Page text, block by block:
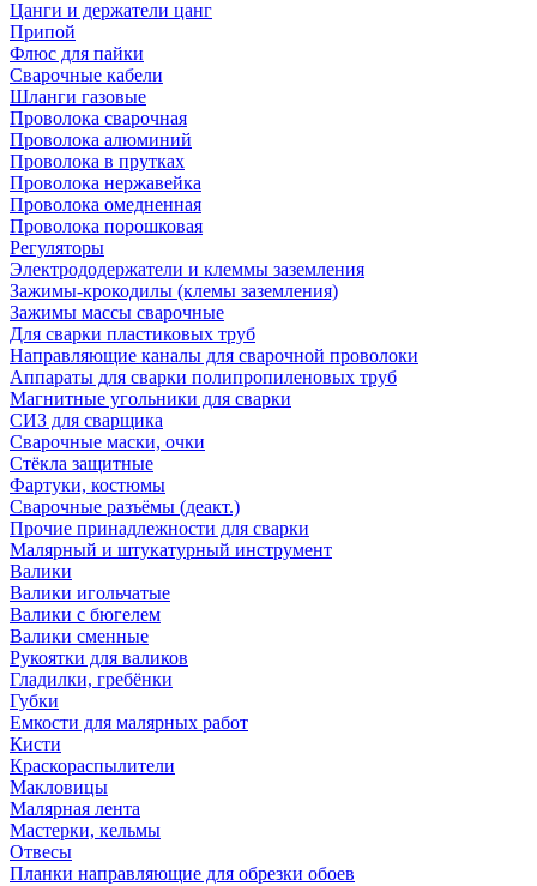
Цанги и держатели цанг
Припой
Флюс для пайки
Сварочные кабели
Шланги газовые
Проволока сварочная
Проволока алюминий
Проволока в прутках
Проволока нержавейка
Проволока омедненная
Проволока порошковая
Регуляторы
Электрододержатели и клеммы заземления
Зажимы-крокодилы (клемы заземления)
Зажимы массы сварочные
Для сварки пластиковых труб
Направляющие каналы для сварочной проволоки
Аппараты для сварки полипропиленовых труб
Магнитные угольники для сварки
СИЗ для сварщика
Сварочные маски, очки
Стёкла защитные
Фартуки, костюмы
Сварочные разъёмы (деакт.)
Прочие принадлежности для сварки
Малярный и штукатурный инструмент
Валики
Валики игольчатые
Валики с бюгелем
Валики сменные
Рукоятки для валиков
Гладилки, гребёнки
Губки
Емкости для малярных работ
Кисти
Краскораспылители
Макловицы
Малярная лента
Мастерки, кельмы
Отвесы
Планки направляющие для обрезки обоев